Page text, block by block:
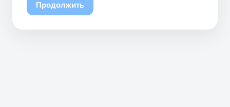
Продолжить